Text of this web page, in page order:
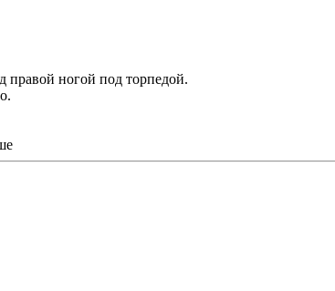
правой ногой под торпедой.